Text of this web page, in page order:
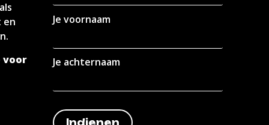
en
voor
Je voornaam
Je achternaam